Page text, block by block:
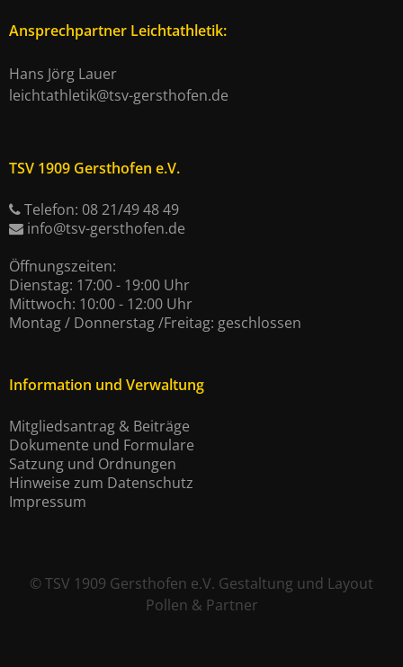
Ansprechpartner Leichtathletik:
Hans Jörg Lauer
leichtathletik@tsv-gersthofen.de
TSV 1909 Gersthofen e.V.
Telefon: 08 21/49 48 49
info@tsv-gersthofen.de
Öffnungszeiten:
Dienstag: 17:00 - 19:00 Uhr
Mittwoch: 10:00 - 12:00 Uhr
Montag / Donnerstag /Freitag: geschlossen
Information und Verwaltung
Mitgliedsantrag & Beiträge
Dokumente und Formulare
Satzung und Ordnungen
Hinweise zum Datenschutz
Impressum
©TSV 1909 Gersthofen e.V. Gestaltung und Layout
Pollen & Partner